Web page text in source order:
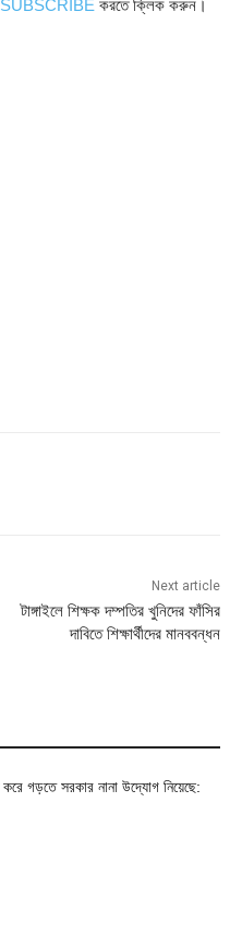
SUBSCRIBE করতে ক্লিক করুন।
Next article
টাঙ্গাইলে শিক্ষক দম্পতির খুনিদের ফাঁসির
দাবিতে শিক্ষার্থীদের মানববন্ধন
করে গড়তে সরকার নানা উদ্যোগ নিয়েছে: